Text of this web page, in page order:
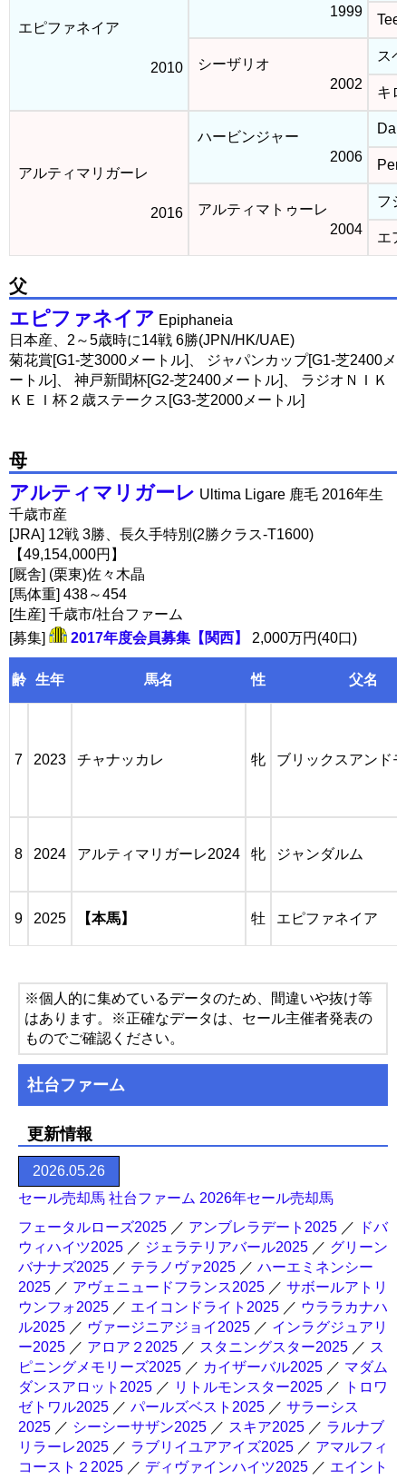
エピファネイア
2010
1999
Tee
シーザリオ
2002
ス
キ
アルティマリガーレ
2016
ハービンジャー
2006
アルティマトゥーレ
2004
フ
エ
父
エピファネイア Epiphaneia
日本産、2～5歳時に14戦 6勝(JPN/HK/UAE)
菊花賞[G1-芝3000メートル]、 ジャパンカップ[G1-芝2400メ
ートル]、 神戸新聞杯[G2-芝2400メートル]、 ラジオＮＩＫ
ＫＥＩ杯２歳ステークス[G3-芝2000メートル]
母
アルティマリガーレ Ultima Ligare 鹿毛 2016年生
千歳市産
[JRA] 12戦 3勝、長久手特別(2勝クラス-T1600)
【49,154,000円】
[厩舎] (栗東)佐々木晶
[馬体重] 438～454
[生産] 千歳市/社台ファーム
[募集]
2017年度会員募集【関西】 2,000万円(40口)
齢 生年 馬名 性 父名
7 2023 チャナッカレ 牝 ブリックスアンド
8 2024 アルティマリガーレ2024 牝 ジャンダルム
9 2025 【本馬】 牡 エピファネイア
※個人的に集めているデータのため、間違いや抜け等
はあります。※正確なデータは、セール主催者発表の
ものでご確認ください。
社台ファーム
更新情報
2026.05.26
セール売却馬 社台ファーム 2026年セール売却馬
フェータルローズ2025 ／ アンブレラデート2025 ／
ドバ
ウィハイツ2025 ／ ジェラテリアバール2025 ／ グリーン
バナナズ2025 ／ テラノヴァ2025 ／ ハーエミネンシー
2025 ／ アヴェニュードフランス2025 ／ サボールアトリ
ウンフォ2025 ／ エイコンドライト2025 ／ ウララカナハ
ル2025 ／ ヴァージニアジョイ2025 ／ インラグジュアリ
ー2025 ／ アロア２2025 ／ スタニングスター2025 ／ ス
ピニングメモリーズ2025 ／ カイザーバル2025 ／ マダム
ダンスアロット2025 ／ リトルモンスター2025 ／
トロワ
ゼトワル2025 ／ パールズベスト2025 ／ サラーシス
2025 ／ シーシーサザン2025 ／ スキア2025 ／ ラルナブ
リラーレ2025 ／ ラブリイユアアイズ2025 ／ アマルフィ
コースト２2025 ／ ディヴァインハイツ2025 ／ エイント